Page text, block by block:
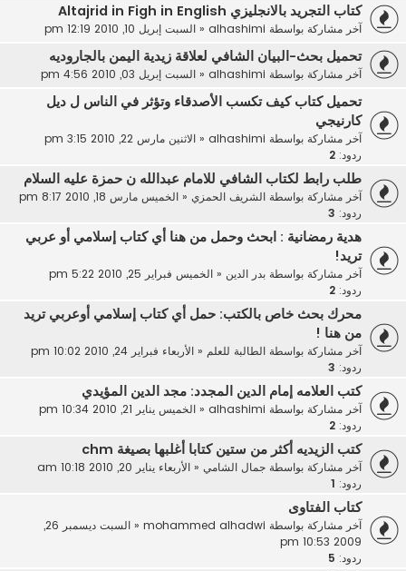
كتاب التجريد بالانجليزي Altajrid in Figh in English
آخر مشاركة بواسطة alhashimi
« السبت إبريل 10, 2010 12:19 pm
تحميل بحث-البيان الشافي لعلاقة زيدية اليمن بالجاروديه
آخر مشاركة بواسطة alhashimi
« السبت إبريل 03, 2010 4:56 pm
تحميل كتاب كيف تكسب الأصدقاء وتؤثر في الناس ل ديل
كارنيجي
آخر مشاركة بواسطة alhashimi
« الاثنين مارس 22, 2010 3:15 pm
ردود: 2
طلب رابط لكتاب الشافي للامام عبدالله ن حمزة عليه السلام
آخر مشاركة بواسطة الشريف الحمزي« الخميس مارس 18, 2010 8:17 pm
ردود: 3
هدية رمضانية : ابحث وحمل من هنا أي كتاب إسلامي أو عربي
تريد!
آخر مشاركة بواسطة بدر الدين« الخميس فبراير 25, 2010 5:22 pm
ردود: 2
محرك بحث خاص بالكتب: حمل أي كتاب إسلامي أوعربي تريد
من هنا !
آخر مشاركة بواسطة الطالبة للعلم« الأربعاء فبراير 24, 2010 10:02 pm
ردود: 3
كتب العلامه إمام الدين المجدد: مجد الدين المؤيدي
آخر مشاركة بواسطة alhashimi
« الخميس يناير 21, 2010 10:34 pm
ردود: 2
كتب الزيديه أكثر من ستين كتابا أغلبها بصيغة chm
آخر مشاركة بواسطة جمال الشامي « الأربعاء يناير 20, 2010 10:18 am
ردود:
كتاب الفتاوى
آخر مشاركة بواسطة mohammed alhadwi
«
السبت ديسمبر 26,
2009 10:53 pm
ردود: 5